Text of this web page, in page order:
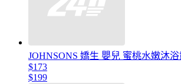
JOHNSONS 嬌生 嬰兒 蜜桃水嫩沐浴
$173
$199